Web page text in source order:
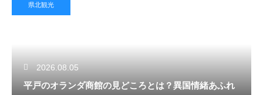
県北観光
2026.08.05
平戸のオランダ商館の見どころとは？異国情緒あふれ